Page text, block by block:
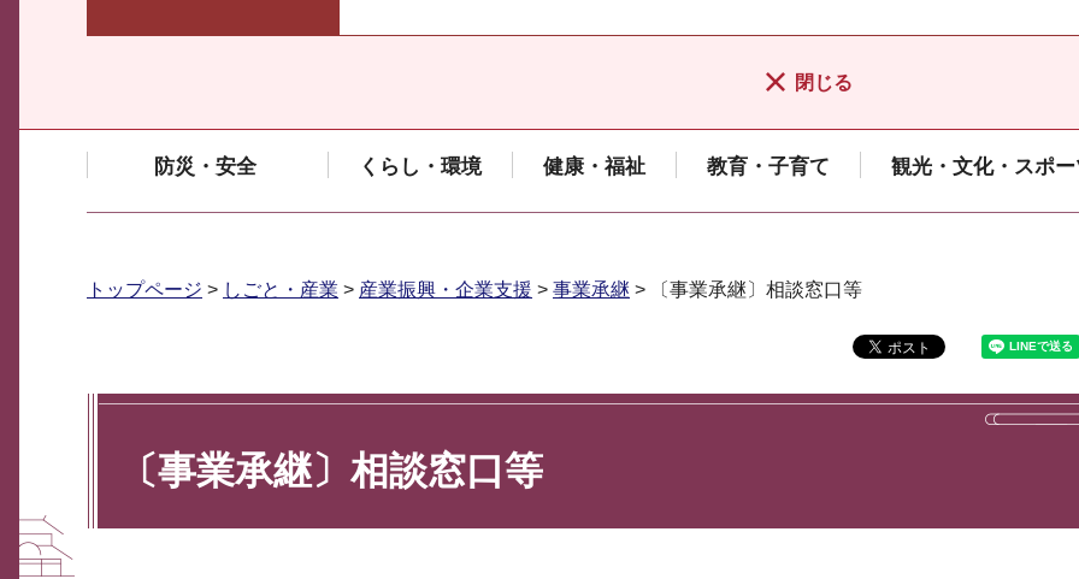
閉じる
防災・安全 くらし・環境 健康・福祉 教育・子育て 観光・文化・スポー
トップページ > しごと・産業 > 産業振興・企業支援 > 事業承継 > 〔事業承継〕相談窓口等
〔事業承継〕相談窓口等